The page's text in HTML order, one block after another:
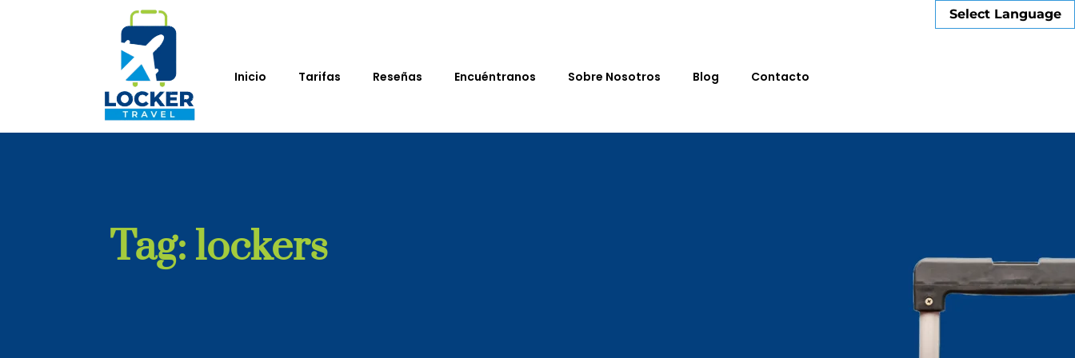
Inicio Tarifas Reseñas Encuéntranos Sobre Nosotros Blog Contacto
Tag: lockers
Select Language